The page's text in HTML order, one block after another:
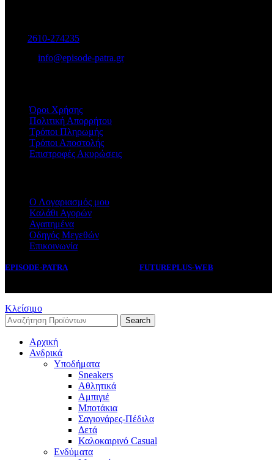
2610-274235
info@episode-patra.gr
Όροι Χρήσης
Πολιτική Απορρήτου
Τρόποι Πληρωμής
Τρόποι Αποστολής
Επιστροφές Ακυρώσεις
Ο Λογαριασμός μου
Καλάθι Αγορών
Αγαπημένα
Οδηγός Μεγεθών
Επικοινωνία
EPISODE-PATRA FUTUREPLUS-WEB
Κλείσιμο
Search
Αρχική
Ανδρικά
Υποδήματα
Sneakers
Αθλητικά
Αμπιγιέ
Μποτάκια
Σαγιονάρες-Πέδιλα
Δετά
Καλοκαιρινό Casual
Ενδύματα